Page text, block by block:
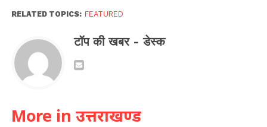
RELATED TOPICS: FEATURED
टॉप की खबर - डेस्क
More in उत्तराखण्ड